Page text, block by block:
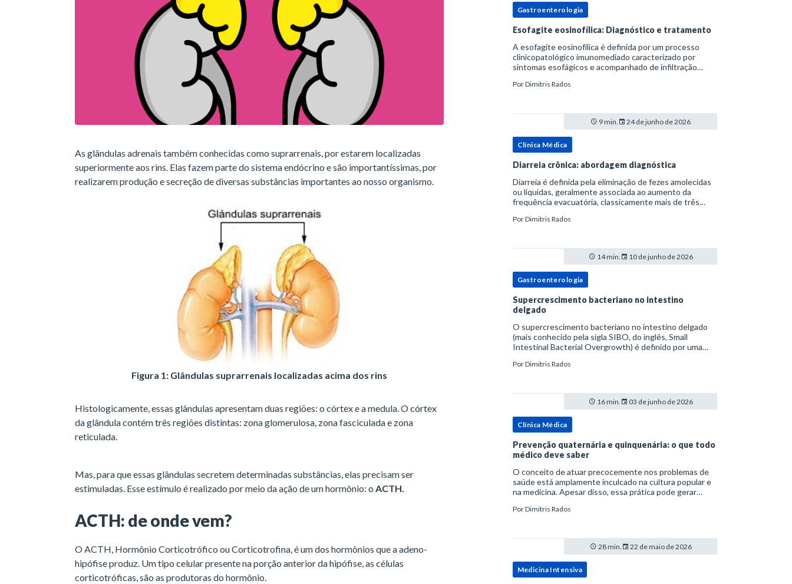
As glândulas adrenais também conhecidas como suprarrenais, por estarem localizadas
superiormente aos rins. Elas fazem parte do sistema endócrino e são importantíssimas, por
realizarem produção e secreção de diversas substâncias importantes ao nosso organismo.
Figura 1: Glândulas suprarrenais localizadas acima dos rins
Histologicamente, essas glândulas apresentam duas regiões: o córtex e a medula. O córtex
da glândula contém três regiões distintas: zona glomerulosa, zona fasciculada e zona
reticulada.
Mas, para que essas glândulas secretem determinadas substâncias, elas precisam ser
estimuladas. Esse estímulo é realizado por meio da ação de um hormônio: o ACTH.
ACTH: de onde vem?
O ACTH, Hormônio Corticotrófico ou Corticotrofina, é um dos hormônios que a adeno-
hipófise produz. Um tipo celular presente na porção anterior da hipófise, as células
corticotróficas, são as produtoras do hormônio.
Gastroenterologia
Esofagite eosinofílica: Diagnóstico e tratamento
A esofagite eosinofílica é definida por um processo
clinicopatológico imunomediado caracterizado por
sintomas esofágicos e acompanhado de infiltração
dentro do espectro da doença do refluxo gastr
PorDimitris Rados
9 min. 24 de junho de 2026
Clínica Médica
Diarreia crônica: abordagem diagnóstica
Diarreia é definida pela eliminação de fezes amolecidas
ou líquidas, geralmente associada ao aumento da
frequência evacuatória, classicamente mais de três
prática, a consistência das fezes costuma s
PorDimitris Rados
14 min. 10 de junho de 2026
Gastroenterologia
Supercrescimento bacteriano no intestino
delgado
O supercrescimento bacteriano no intestino delgado
(mais conhecido pela sigla SIBO, do inglês, Small
Intestinal Bacterial Overgrowth) é definido por uma
específica de disbiose do trato digestivo. P
PorDimitris Rados
16 min. 03 de junho de 2026
Clínica Médica
Prevenção quaternária e quinquenária: o que todo
médico deve saber
O conceito de atuar precocemente nos problemas de
saúde está amplamente inculcado na cultura popular e
na medicina. Apesar disso, essa prática pode gerar
tratamentos podem advir de prevenção excessiva
PorDimitris Rados
28 min. 22 de maio de 2026
Medicina Intensiva